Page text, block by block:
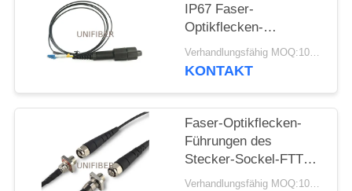
IP67 Faser-
Optikflecken-
Duplexkabel LC zum
im Freien
Verhandlungsfähig MOQ:10pcs
KONTAKT
Faser-Optikflecken-
Führungen des
Stecker-Sockel-FTTA
ODC-2 ODC-4
Verhandlungsfähig MOQ:10pcs